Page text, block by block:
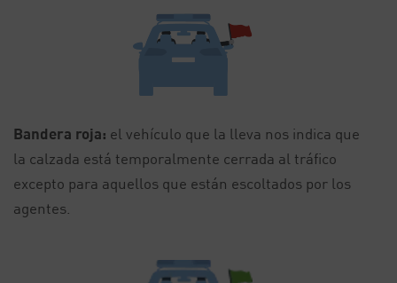
Bandera roja: el vehículo que la lleva nos indica que
la calzada está temporalmente cerrada al tráfico
excepto para aquellos que están escoltados por los
agentes.